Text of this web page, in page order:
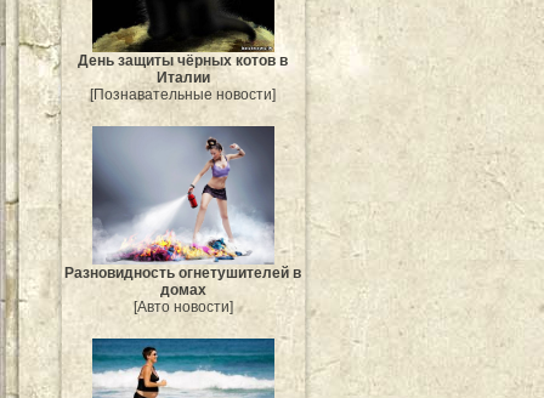
День защиты чёрных котов в
Италии
[Познавательные новости]
Разновидность огнетушителей в
домах
[Авто новости]